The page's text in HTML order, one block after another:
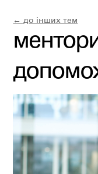
← до інших тем